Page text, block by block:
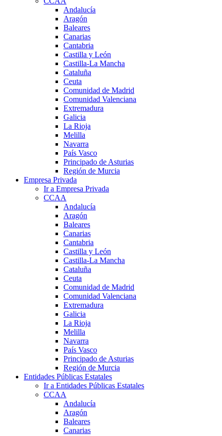
Andalucía
Aragón
Baleares
Canarias
Cantabria
Castilla y León
Castilla-La Mancha
Cataluña
Ceuta
Comunidad de Madrid
Comunidad Valenciana
Extremadura
Galicia
La Rioja
Melilla
Navarra
País Vasco
Principado de Asturias
Región de Murcia
Empresa Privada
Ir a Empresa Privada
CCAA
Andalucía
Aragón
Baleares
Canarias
Cantabria
Castilla y León
Castilla-La Mancha
Cataluña
Ceuta
Comunidad de Madrid
Comunidad Valenciana
Extremadura
Galicia
La Rioja
Melilla
Navarra
País Vasco
Principado de Asturias
Región de Murcia
Entidades Públicas Estatales
Ir a Entidades Públicas Estatales
CCAA
Andalucía
Aragón
Baleares
Canarias